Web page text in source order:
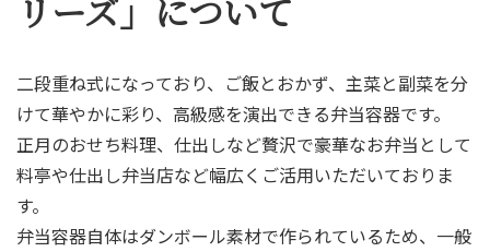
リーズ」について
二段重ね式になっており、ご飯とおかず、主菜と副菜を分
けて華やかに彩り、高級感を演出できる弁当容器です。
正月のおせち料理、仕出しなど贅沢で豪華なお弁当として
料亭や仕出し弁当店など幅広くご活用いただいておりま
す。
弁当容器自体はダンボール素材で作られているため、一般